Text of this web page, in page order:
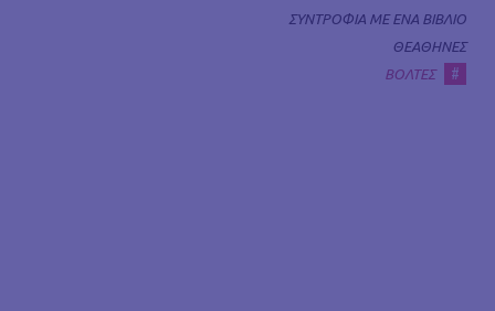
ΣΥΝΤΡΟΦΙΑ ΜΕ ΕΝΑ ΒΙΒΛΙΟ
ΘΕΑΘΗΝΕΣ
ΒΟΛΤΕΣ
#